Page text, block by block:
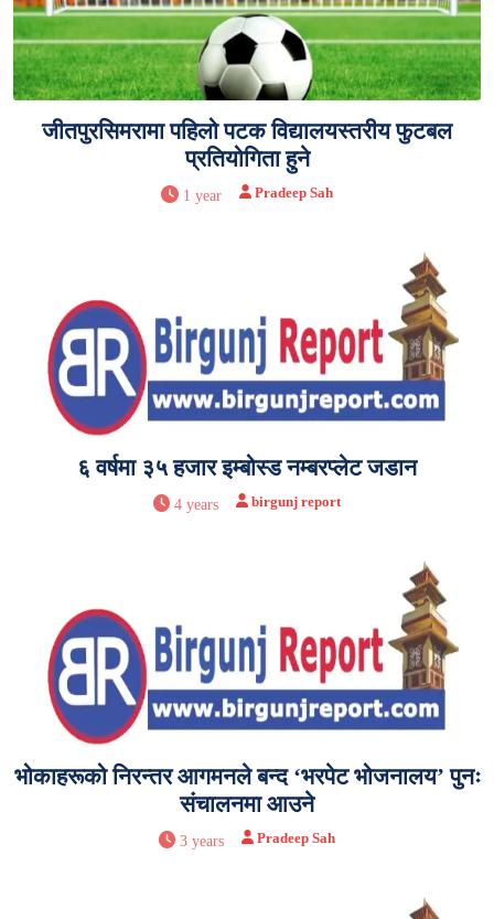
जीतपुरसिमरामा पहिलो पटक विद्यालयस्तरीय फुटबल
प्रतियोगिता हुने
1 year Pradeep Sah
६ वर्षमा ३५ हजार इम्बोस्ड नम्बरप्लेट जडान
4 years birgunj report
भोकाहरूको निरन्तर आगमनले बन्द ‘भरपेट भोजनालय’ पुनः
संचालनमा आउने
3 years Pradeep Sah